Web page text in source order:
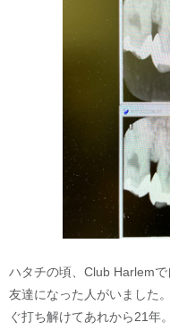
ハタチの頃、Club Harlem
友達になった人がいました
ぐ打ち解けてあれから21年